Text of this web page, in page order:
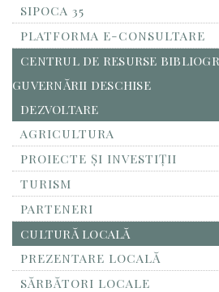
SIPOCA 35
PLATFORMA E-CONSULTARE
CENTRUL DE RESURSE
GUVERNĂRII DESCHISE
DEZVOLTARE
AGRICULTURA
PROIECTE ȘI INVESTIȚII
TURISM
PARTENERI
CULTURĂ LOCALĂ
PREZENTARE LOCALĂ
SĂRBĂTORI LOCALE